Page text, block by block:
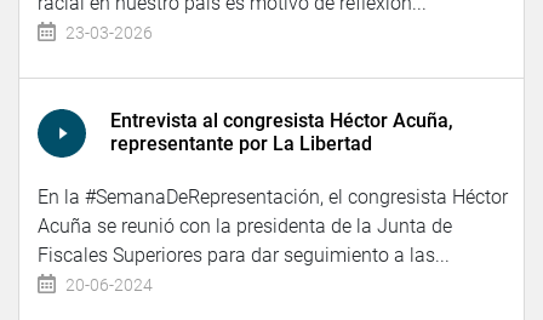
23-03-2026
Entrevista al congresista Héctor Acuña,
representante por La Libertad
En la #SemanaDeRepresentación, el congresista Héctor
Acuña se reunió con la presidenta de la Junta de
Fiscales Superiores para dar seguimiento a las...
20-06-2024